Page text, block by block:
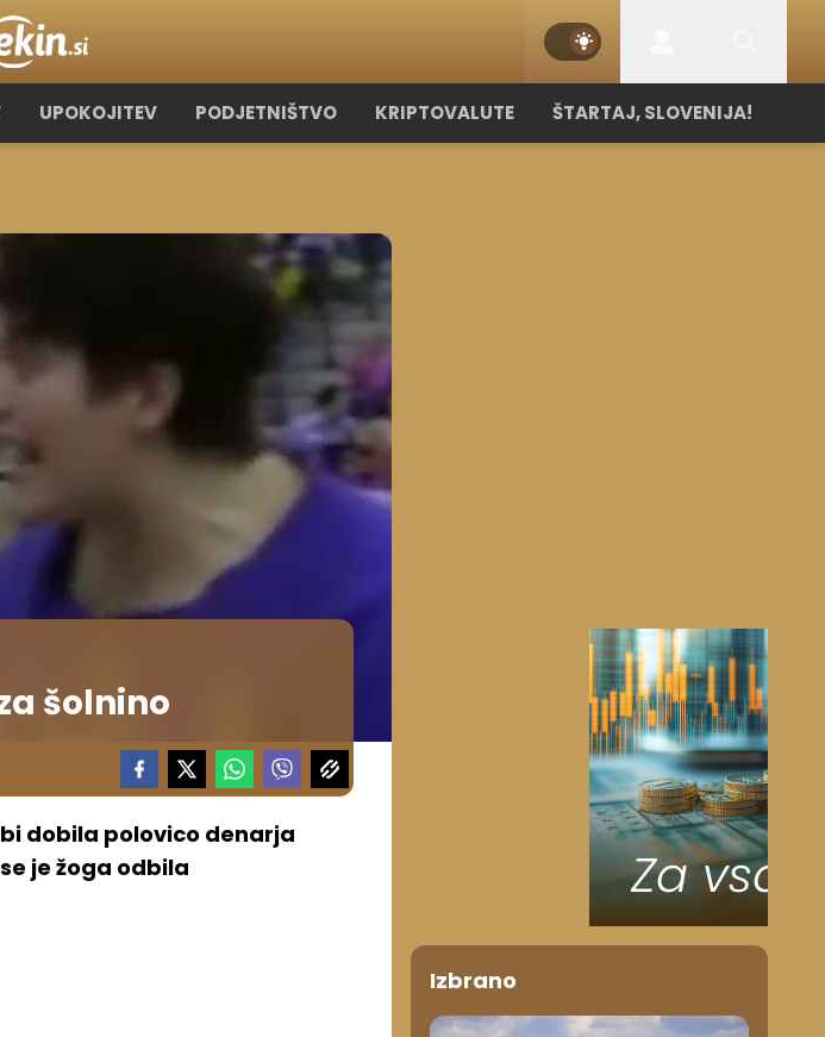
UPOKOJITEV PODJETNIŠTVO KRIPTOVALUTE ŠTARTAJ, SLOVENIJA!
šolnino
dobila polovico denarja
je žoga odbila
Izbrano